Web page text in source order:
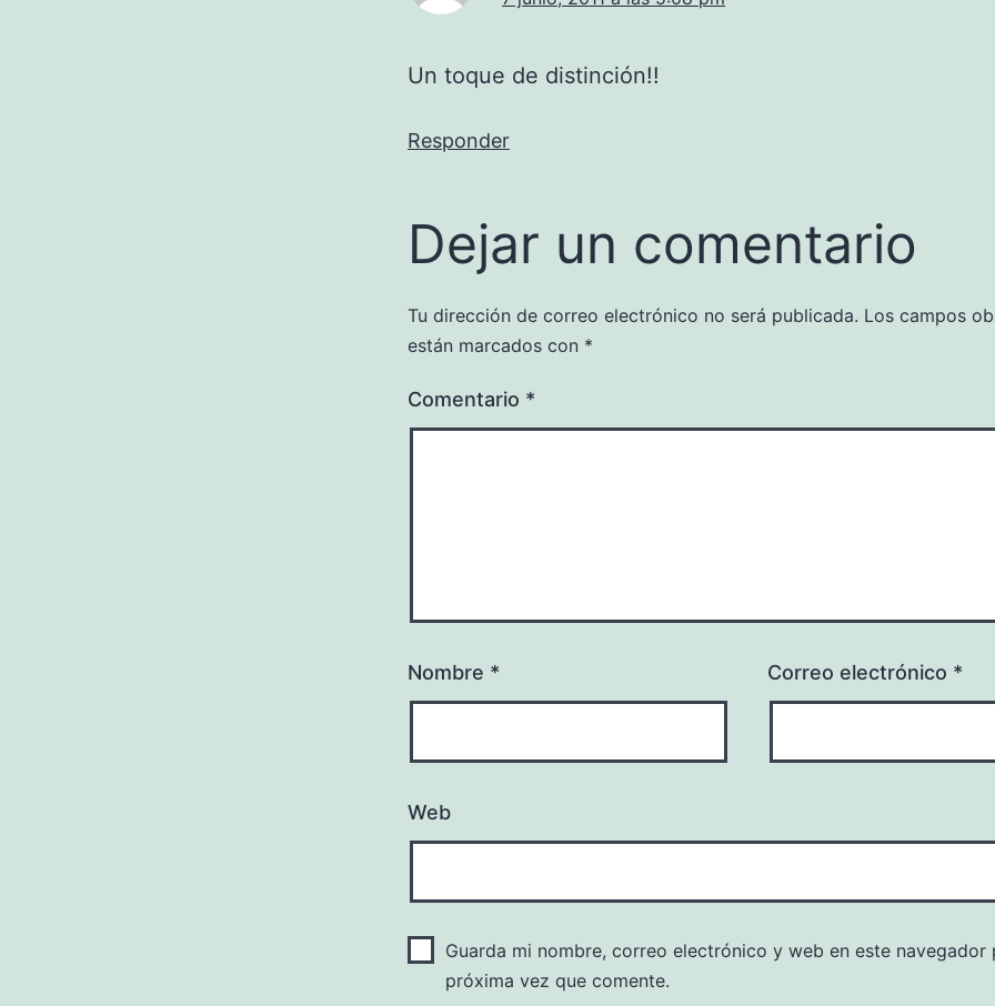
Un toque de distinción!!
Responder
Dejar un comentario
Tu dirección de correo electrónico no será publicada. Los campos
están marcados con *
Comentario *
Nombre * Correo electrónico *
Web
Guarda mi nombre, correo electrónico y web en este navegador
próxima vez que comente.